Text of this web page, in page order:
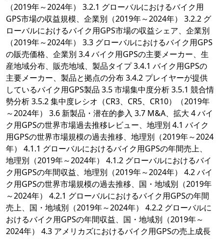
（2019年～2024年） 3.2.1 グローバルにおけるバイク用
GPS市場の収益規模、企業別（2019年～2024年） 3.2.2 グ
ローバルにおけるバイク用GPS市場の収益シェア、企業別
（2019年～2024年） 3.3 グローバルにおけるバイク用GPS
の販売価格、企業別 3.4 バイク用GPSの主要メーカー、生
産地域分布、販売地域、製品タイプ 3.4.1 バイク用GPSの
主要メーカー、製品と拠点の分布 3.4.2 プレイヤーが提供
しているバイク用GPS製品 3.5 市場集中度分析 3.5.1 競合情
勢分析 3.5.2 集中度レシオ（CR3、CR5、CR10）（2019年
～2024年） 3.6 新製品・潜在的参入 3.7 M&A、拡大 4 バイ
ク用GPSの世界市場過去推移レビュー、地理別 4.1 バイク
用GPSの世界市場規模の過去推移、地理別（2019年～2024
年） 4.1.1 グローバルにおけるバイク用GPSの年間売上、
地理別（2019年～2024年） 4.1.2 グローバルにおけるバイ
ク用GPSの年間収益、地理別（2019年～2024年） 4.2 バイ
ク用GPSの世界市場規模の過去推移、国・地域別（2019年
～2024年） 4.2.1 グローバルにおけるバイク用GPSの年間
売上、国・地域別（2019年～2024年） 4.2.2 グローバルに
おけるバイク用GPSの年間収益、国・地域別（2019年～
2024年） 4.3 アメリカズにおけるバイク用GPSの売上成長